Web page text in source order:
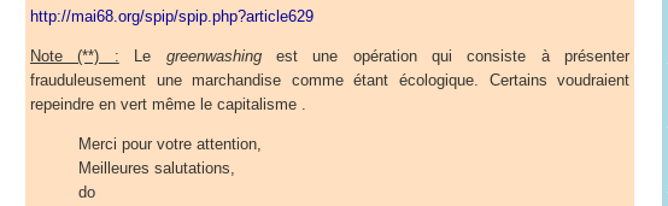
http://mai68.org/spip/spip.php?article629
Note (**) : Le greenwashingest une opération qui consiste à présenter
frauduleusement une marchandise comme étant écologique. Certains voudraient
repeindre en vert même le capitalisme .
Merci pour votre attention,
Meilleures salutations,
do